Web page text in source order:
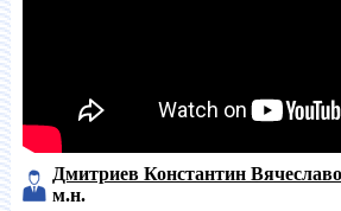
Дмитриев Константин
м.н.